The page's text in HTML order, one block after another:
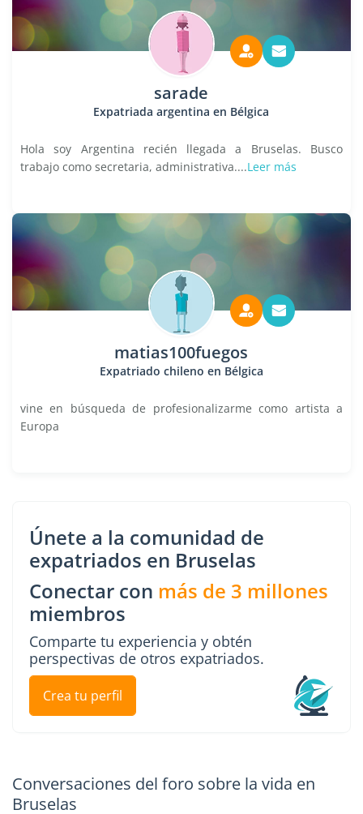
sarade
Expatriada argentina en Bélgica
Hola soy Argentina recién llegada a Bruselas. Busco
trabajo como secretaria, administrativa....Leer más
matias100fuegos
Expatriado chileno en Bélgica
vine en búsqueda de profesionalizarme como artista a
Europa
Únete a la comunidad de
expatriados en Bruselas
Conectar con más de 3 millones
miembros
Comparte tu experiencia y obtén
perspectivas de otros expatriados.
Crea tu perfil
Conversaciones del foro sobre la vida en
Bruselas